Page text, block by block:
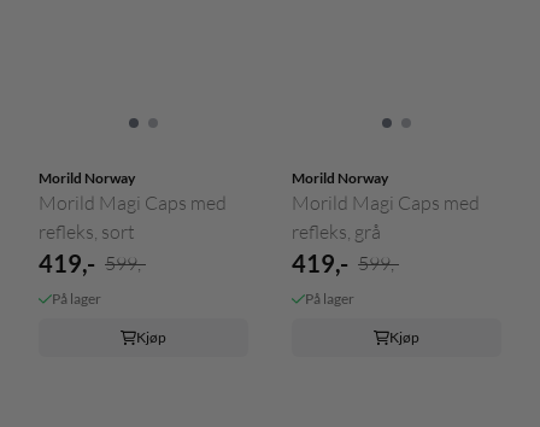
Morild Norway
Morild Magi Caps med
refleks, sort
419,- 599,-
På lager
Kjøp
Morild Norway
Morild Magi Caps med
refleks, grå
419,- 599,-
På lager
Kjøp